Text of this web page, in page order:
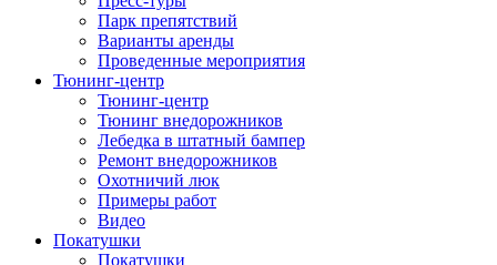
Парк препятствий
Варианты аренды
Проведенные мероприятия
Тюнинг-центр
Тюнинг-центр
Тюнинг внедорожников
Лебедка в штатный бампер
Ремонт внедорожников
Охотничий люк
Примеры работ
Видео
Покатушки
Покатушки